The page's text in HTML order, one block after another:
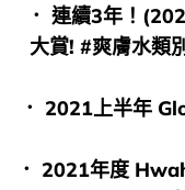
． 連續3年！
大賞! #爽膚水類
． 2021上半年
． 2021年度